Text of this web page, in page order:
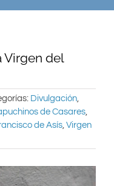
Virgen del
Divulgación,
de Casares,
de Asís, Virgen